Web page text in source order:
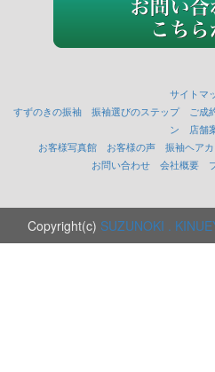
サイトマ
すずのきの振袖
振袖選びのステップ ご成
ン
店舗
お客様写真館
お客様の声 振袖ヘア
お問い合わせ
会社概要
Copyright(c) SUZUNOKI .